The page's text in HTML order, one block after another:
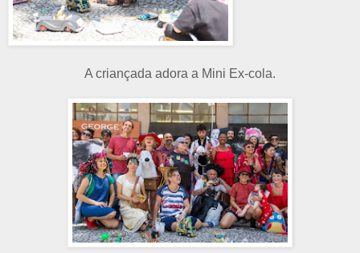
A criançada adora a Mini Ex-cola.